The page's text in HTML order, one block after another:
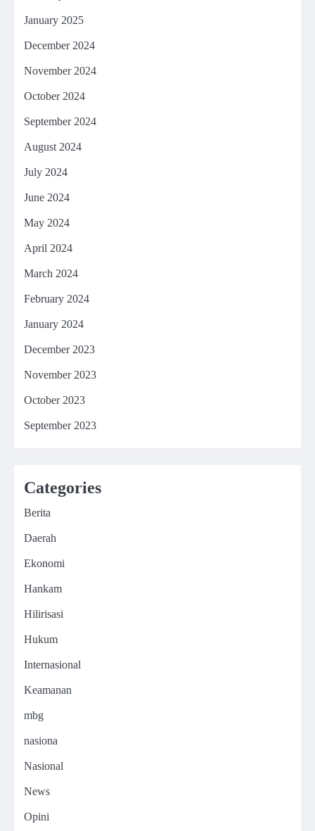
January 2025
December 2024
November 2024
October 2024
September 2024
August 2024
July 2024
June 2024
May 2024
April 2024
March 2024
February 2024
January 2024
December 2023
November 2023
October 2023
September 2023
Categories
Berita
Daerah
Ekonomi
Hankam
Hilirisasi
Hukum
Internasional
Keamanan
mbg
nasiona
Nasional
News
Opini